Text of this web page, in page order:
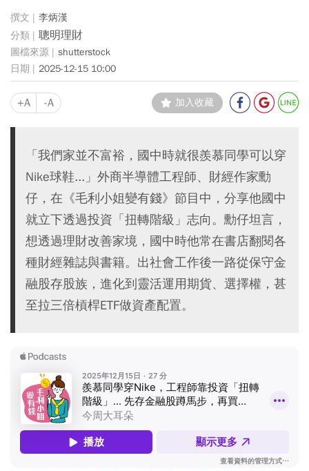
李炳漢
聰明理財
shutterstock
2025-12-15 10:00
+A -A 加入收藏
「我們家並不富裕，國中時就很羨慕同學可以穿
Nike球鞋...」外商半導體工程師、財經作家勳
仔，在《毛利小姐變有錢》節目中，分享他國中
就立下透過投資「扭轉階級」志向。勳仔坦言，
想透過理財改善家境，國中時他常在書店翻閱各
種財經雜誌與書籍。出社會工作後一路從保守金
融股存股族，進化到靈活運用期貨、選擇權，甚
至拉三倍槓桿ETF做資產配置。